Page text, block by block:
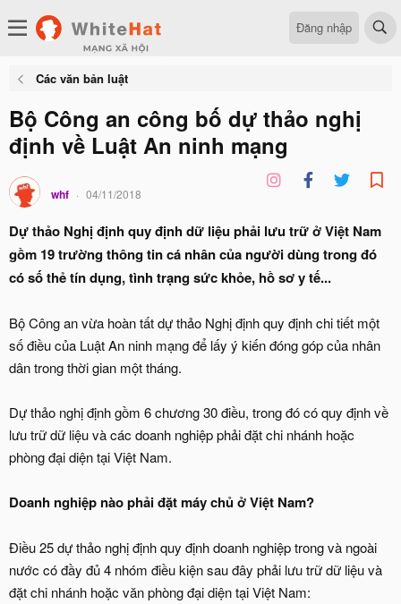
Đăng nhập
Các văn bản luật
Bộ Công an công bố dự thảo nghị
định về Luật An ninh mạng
whf 04/11/2018
Dự thảo Nghị định quy định dữ liệu phải lưu trữ ở Việt Nam
gồm 19 trường thông tin cá nhân của người dùng trong đó
có số thẻ tín dụng, tình trạng sức khỏe, hồ sơ y tế...
Bộ Công an vừa hoàn tất dự thảo Nghị định quy định chi tiết một
số điều của Luật An ninh mạng để lấy ý kiến đóng góp của nhân
dân trong thời gian một tháng.
Dự thảo nghị định gồm 6 chương 30 điều, trong đó có quy định về
lưu trữ dữ liệu và các doanh nghiệp phải đặt chi nhánh hoặc
phòng đại diện tại Việt Nam.
Doanh nghiệp nào phải đặt máy chủ ở Việt Nam?
Điều 25 dự thảo nghị định quy định doanh nghiệp trong và ngoài
nước có đầy đủ 4 nhóm điều kiện sau đây phải lưu trữ dữ liệu và
đặt chi nhánh hoặc văn phòng đại diện tại Việt Nam: